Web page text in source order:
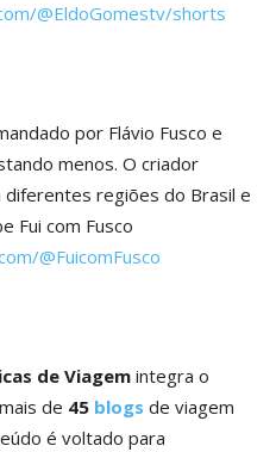
@EldoGomestv/shorts
por Flávio Fusco e
menos. O criador
regiões do Brasil e
Fui com Fusco
@FuicomFusco
de Viagem integra o
de 45 blogs de viagem
é voltado para